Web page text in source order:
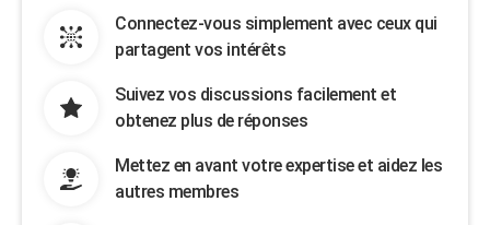
Connectez-vous simplement avec ceux qui
partagent vos intérêts
Suivez vos discussions facilement et
obtenez plus de réponses
Mettez en avant votre expertise et aidez les
autres membres